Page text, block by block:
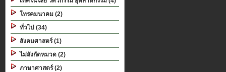
โทรคมนาคม (2)
ทั่วไป (34)
สังคมศาสตร์ (1)
ไม่สังกัดหมวด (2)
ภาษาศาสตร์ (2)